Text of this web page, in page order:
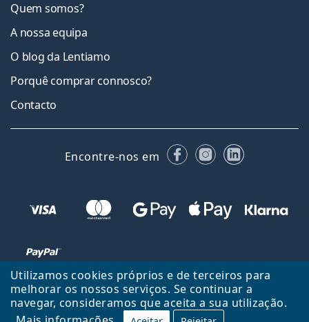
Utilizamos cookies próprios e de terceiros para
melhorar os nossos serviços. Se continuar a
navegar, consideramos que aceita a sua utilização.
Quem somos?
A nossa equipa
O blog da Lentiamo
Porquê comprar connosco?
Contacto
Encontre-nos em FacebookInstagram
LinkedIn
Voltar ao início Cima